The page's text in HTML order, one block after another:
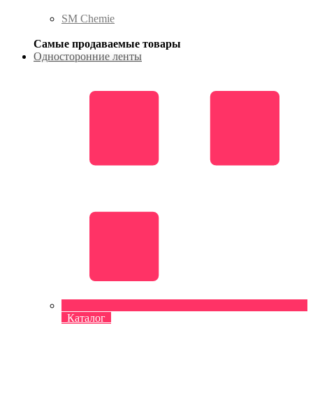
SM Chemie
Самые продаваемые товары
Односторонние ленты
Каталог